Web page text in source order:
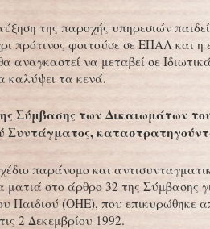
της παροχής υπηρεσιών
πρότινος φοιτούσε σε ΕΠΑΛ και η
αναγκαστεί να μεταβεί σε
καλύψει τα κενά.
Σύμβασης των Δικαιωμάτων
Συντάγματος,
παράνομο και
ματιά στο άρθρο 32 της Σύμβασης
Παιδιού (ΟΗΕ), που επικυρώθηκε
2 Δεκεμβρίου 1992.